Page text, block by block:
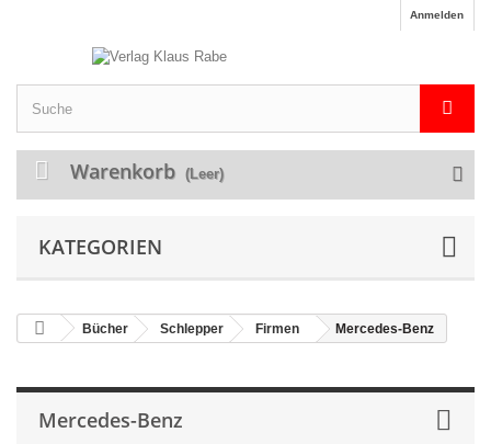
Anmelden
Warenkorb (Leer)
KATEGORIEN
Bücher Schlepper Firmen Mercedes-Benz
Mercedes-Benz